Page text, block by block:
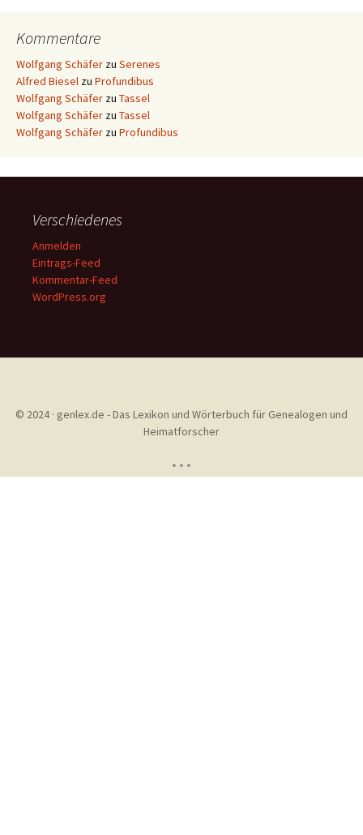
Kommentare
Wolfgang Schäfer zu Serenes
Alfred Biesel zu Profundibus
Wolfgang Schäfer zu Tassel
Wolfgang Schäfer zu Tassel
Wolfgang Schäfer zu Profundibus
Verschiedenes
Anmelden
Eintrags-Feed
Kommentar-Feed
WordPress.org
© 2024 · genlex.de - Das Lexikon und Wörterbuch für Genealogen und
Heimatforscher
* * *